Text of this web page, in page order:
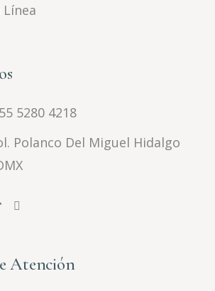
55 5280 4218
Polanco Del Miguel Hidalgo
Atención